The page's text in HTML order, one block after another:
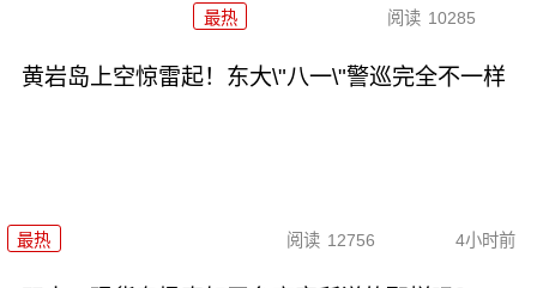
最热 阅读 10285
黄岩岛上空惊雷起！东大\"八一\"警巡完全不一样
最热 阅读 12756 4小时前